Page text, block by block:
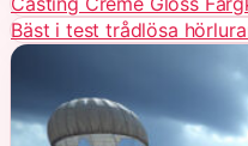
Bäst i test trådlösa